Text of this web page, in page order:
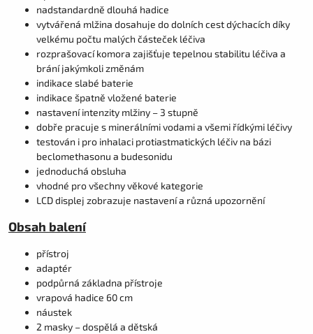
nadstandardně dlouhá hadice
vytvářená mlžina dosahuje do dolních cest dýchacích díky
velkému počtu malých částeček léčiva
rozprašovací komora zajišťuje tepelnou stabilitu léčiva a
brání jakýmkoli změnám
indikace slabé baterie
indikace špatně vložené baterie
nastavení intenzity mlžiny – 3 stupně
dobře pracuje s minerálními vodami a všemi řídkými léčivy
testován i pro inhalaci protiastmatických léčiv na bázi
beclomethasonu a budesonidu
jednoduchá obsluha
vhodné pro všechny věkové kategorie
LCD displej zobrazuje nastavení a různá upozornění
Obsah balení
přístroj
adaptér
podpůrná základna přístroje
vrapová hadice 60 cm
náustek
2 masky – dospělá a dětská